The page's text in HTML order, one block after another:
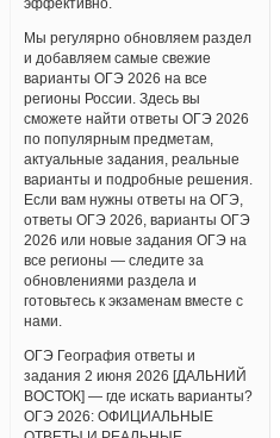
эффективно.
Мы регулярно обновляем раздел
и добавляем самые свежие
варианты ОГЭ 2026 на все
регионы России. Здесь вы
сможете найти ответы ОГЭ 2026
по популярным предметам,
актуальные задания, реальные
варианты и подробные решения.
Если вам нужны ответы на ОГЭ,
ответы ОГЭ 2026, варианты ОГЭ
2026 или новые задания ОГЭ на
все регионы — следите за
обновлениями раздела и
готовьтесь к экзаменам вместе с
нами.
ОГЭ География ответы и
задания 2 июня 2026 [ДАЛЬНИЙ
ВОСТОК] — где искать варианты?
ОГЭ 2026: ОФИЦИАЛЬНЫЕ